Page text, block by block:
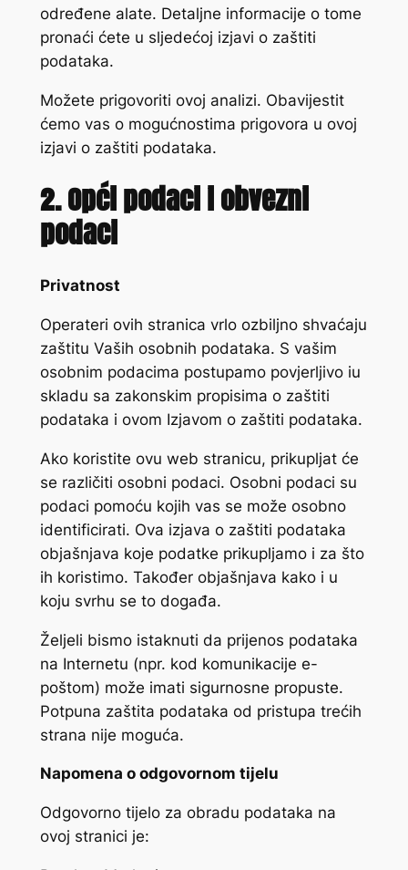
određene alate. Detaljne informacije o tome
pronaći ćete u sljedećoj izjavi o zaštiti
podataka.
Možete prigovoriti ovoj analizi. Obavijestit
ćemo vas o mogućnostima prigovora u ovoj
izjavi o zaštiti podataka.
2. Opći podaci i obvezni
podaci
Privatnost
Operateri ovih stranica vrlo ozbiljno shvaćaju
zaštitu Vaših osobnih podataka. S vašim
osobnim podacima postupamo povjerljivo iu
skladu sa zakonskim propisima o zaštiti
podataka i ovom Izjavom o zaštiti podataka.
Ako koristite ovu web stranicu, prikupljat će
se različiti osobni podaci. Osobni podaci su
podaci pomoću kojih vas se može osobno
identificirati. Ova izjava o zaštiti podataka
objašnjava koje podatke prikupljamo i za što
ih koristimo. Također objašnjava kako i u
koju svrhu se to događa.
Željeli bismo istaknuti da prijenos podataka
na Internetu (npr. kod komunikacije e-
poštom) može imati sigurnosne propuste.
Potpuna zaštita podataka od pristupa trećih
strana nije moguća.
Napomena o odgovornom tijelu
Odgovorno tijelo za obradu podataka na
ovoj stranici je: